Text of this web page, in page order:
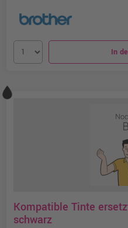
In
Kompatible Tinte
schwarz